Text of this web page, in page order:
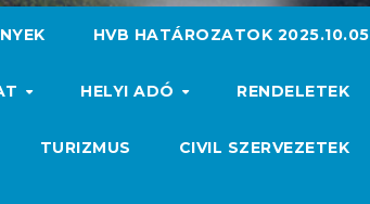
HVB HATÁROZATOK 2025.10.05
HELYI ADÓ RENDELETEK
TURIZMUS CIVIL SZERVEZETEK